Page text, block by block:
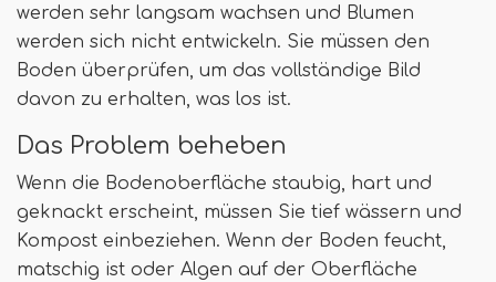
werden sehr langsam wachsen und Blumen
werden sich nicht entwickeln. Sie müssen den
Boden überprüfen, um das vollständige Bild
davon zu erhalten, was los ist.
Das Problem beheben
Wenn die Bodenoberfläche staubig, hart und
geknackt erscheint, müssen Sie tief wässern und
Kompost einbeziehen. Wenn der Boden feucht,
matschig ist oder Algen auf der Oberfläche